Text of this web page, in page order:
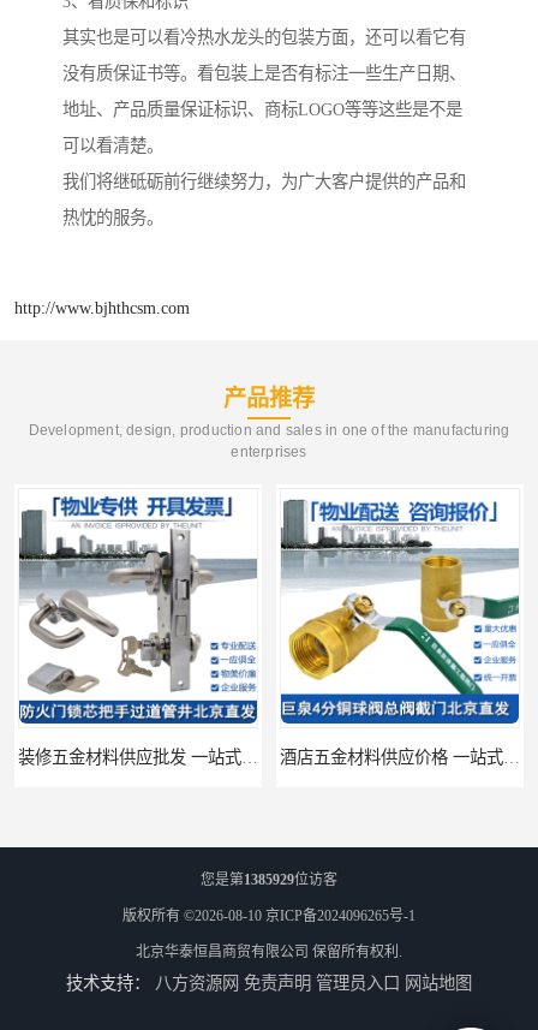
其实也是可以看冷热水龙头的包装方面，还可以看它有
没有质保证书等。看包装上是否有标注一些生产日期、
地址、产品质量保证标识、商标LOGO等等这些是不是
可以看清楚。
我们将继砥砺前行继续努力，为广大客户提供的产品和
热忱的服务。
http://www.bjhthcsm.com
产品推荐
Development, design, production and sales in one of the manufacturing
enterprises
您是第1385929位访客
版权所有 ©2026-08-10 京ICP备2024096265号-1
北京华泰恒昌商贸有限公司 保留所有权利.
技术支持： 八方资源网 免责声明 管理员入口 网站地图